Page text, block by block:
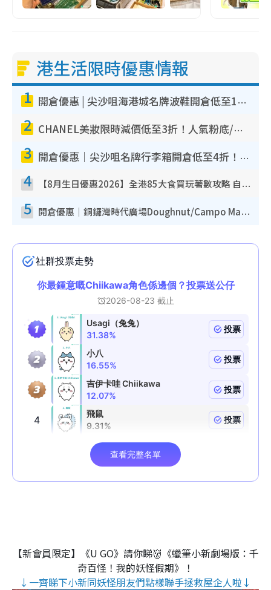
港生活限時優惠情報
1 開倉優惠 | 尖沙咀海港城名牌波鞋開倉低至1折！On鞋$899起／Joy&Peace鞋履$98起
2 CHANEL美妝限時減價低至3折！人氣粉底/唇膏/精華液低至$275！COCO香水都有平
3 開倉優惠｜尖沙咀名牌行李箱開倉低至4折！一連5日 American Tourister/ace./Hallmark $200起！
4 【8月生日優惠2026】全港85大食買玩著數攻略 自助餐/火鍋放題同行免費＋誠品/DONKI送現金券
5 開倉優惠｜銅鑼灣時代廣場Doughnut/Campo Marzio開倉低至1折！背囊、書包、手袋劈價$200起
【新會員限定】《U GO》請你睇👹《蠟筆小新劇場版：千
奇百怪！我的妖怪假期》！
↓一齊睇下小新同妖怪朋友們點樣聯手拯救屋企人啦↓